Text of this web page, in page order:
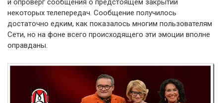
и опроверг сообщения о предстоящем закрытии
некоторых телепередач. Сообщение получилось
достаточно едким, как показалось многим пользователям
Сети, но на фоне всего происходящего эти эмоции вполне
оправданы.